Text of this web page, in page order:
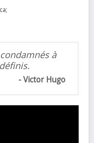
à
Victor Hugo